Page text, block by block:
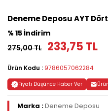
Deneme Deposu AYT
% 15 İndirim
275,00 TL 233,75 TL
Ürün Kodu : 9786057062284
Fiyatı Düşünce Haber Ver
Marka :Deneme Deposu